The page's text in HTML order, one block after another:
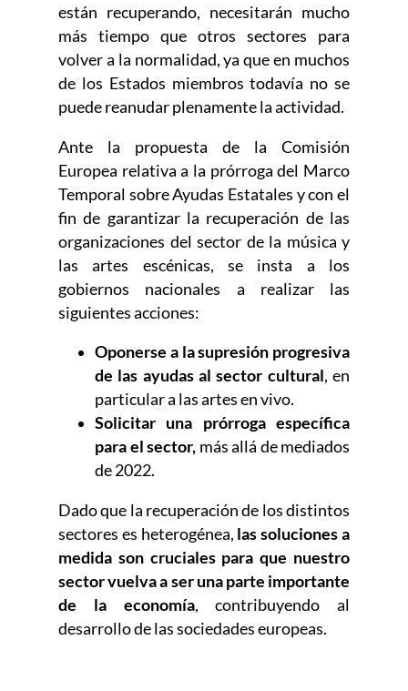
están recuperando, necesitarán mucho
más tiempo que otros sectores para
volver a la normalidad, ya que en muchos
de los Estados miembros todavía no se
puede reanudar plenamente la actividad.
Ante la propuesta de la Comisión
Europea relativa a la prórroga del Marco
Temporal sobre Ayudas Estatales y con el
fin de garantizar la recuperación de las
organizaciones del sector de la música y
las artes escénicas, se insta a los
gobiernos nacionales a realizar las
siguientes acciones:
Oponerse a la supresión progresiva
de las ayudas al sector cultural, en
particular a las artes en vivo.
Solicitar una
prórroga específica
para el sector, más allá de mediados
de 2022.
Dado que la recuperación de los distintos
sectores es heterogénea, las soluciones a
medida son cruciales para que nuestro
sector vuelva a ser una parte importante
de la economía, contribuyendo al
desarrollo de las sociedades europeas.